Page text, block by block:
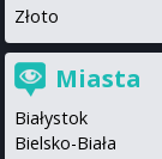
Złoto
Miasta
Białystok
Bielsko-Biała